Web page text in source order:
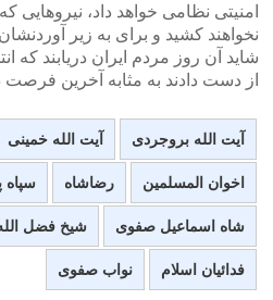
امنیتی نظامی خواهد داد،
نخواهند کشید و برای به زیر
از دست دادند به مثابه آخرین فرصت
آیت الله بروجردی آیت الله خمینی
اخوان المسلمین رضاشاه سپاه
شاه اسماعیل صفوی شیخ فضل
فدائیان اسلام نواب صفوی